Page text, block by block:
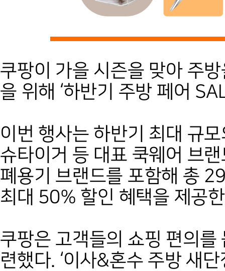
쿠팡이 가을 시즌을 맞아 주
을 위해 ‘하반기 주방 페어
이번 행사는 하반기 최대 규
슈타이거 등 대표 쿡웨어 브
폐용기 브랜드를 포함해 총
최대 50% 할인 혜택을 제공
쿠팡은 고객들의 쇼핑 편의
련했다. ‘이사&혼수 주방 새